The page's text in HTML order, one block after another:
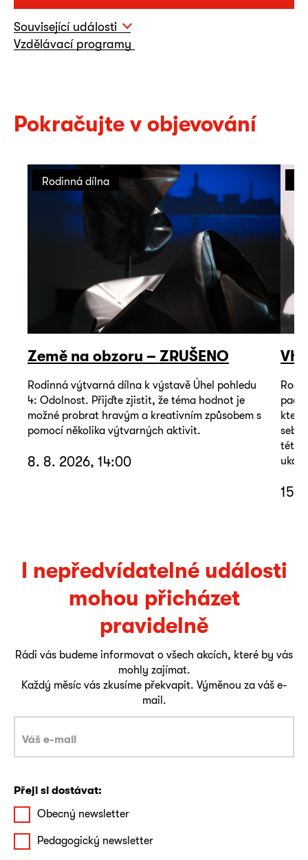
Související události
Vzdělávací programy
Pokračujte v objevování
Rodinná dílna
Země na obzoru – ZRUŠENO
Rodinná výtvarná dílna k výstavě Úhel pohledu
4: Odolnost. Přijďte zjistit, že téma hodnot je
možné probrat hravým a kreativním způsobem s
pomocí několika výtvarných aktivit.
8. 8. 2026, 14:00
který
této
15.
I nepředvídatelné události
mohou přicházet
pravidelně
Rádi vás budeme informovat o všech akcích, které by vás
mohly zajímat.
Každý měsíc vás zkusíme překvapit. Výměnou za váš e-
mail.
Přeji si dostávat:
Obecný newsletter
Pedagogický newsletter